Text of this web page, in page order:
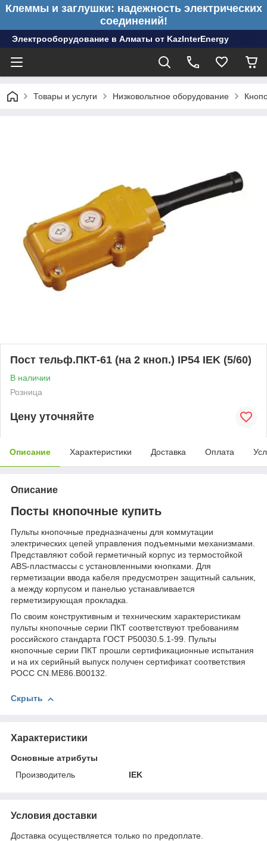
Клеммы и заглушки: надежность электрических
соединений!
Электрооборудование в Алматы от KazInterEnergy
Товары и услуги Низковольтное оборудование
Пост тельф.ПКТ-61 (на 2 кноп.) IP54 IEK (5/60)
В наличии
Розница
Цену уточняйте
Описание Характеристики Доставка Оплата
Описание
Посты кнопочные купить
Пульты кнопочные предназначены для коммутации
электрических цепей управления подъемными механизмами.
Представляют собой герметичный корпус из термостойкой
ABS-пластмассы с установленными кнопками. Для
герметизации ввода кабеля предусмотрен защитный сальник,
а между корпусом и панелью устанавливается
герметизирующая прокладка.
По своим конструктивным и техническим характеристикам
пульты кнопочные серии ПКТ соответствуют требованиям
российского стандарта ГОСТ Р50030.5.1-99. Пульты
кнопочные серии ПКТ прошли сертификационные испытания
и на их серийный выпуск получен сертификат соответствия
РОСС CN.ME86.B00132.
Скрыть
Характеристики
Основные атрибуты
Производитель
IEK
Условия доставки
Доставка осуществляется только по предоплате.